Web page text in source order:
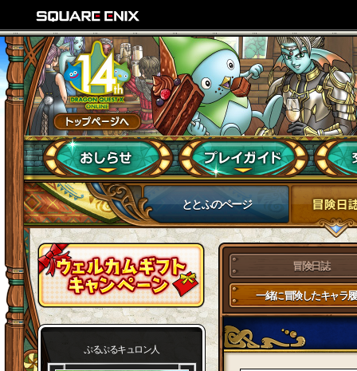
ととふのページ
ぷるぷるキュロン人
冒険日誌
一緒に冒険したキャラ